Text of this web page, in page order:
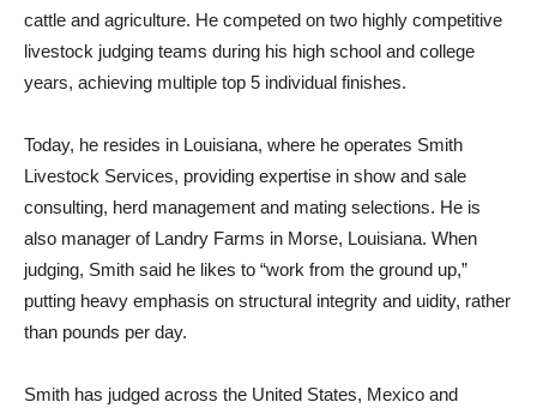
cattle and agriculture. He competed on two highly competitive
livestock judging teams during his high school and college
years, achieving multiple top 5 individual finishes.
Today, he resides in Louisiana, where he operates Smith
Livestock Services, providing expertise in show and sale
consulting, herd management and mating selections. He is
also manager of Landry Farms in Morse, Louisiana. When
judging, Smith said he likes to “work from the ground up,”
putting heavy emphasis on structural integrity and uidity, rather
than pounds per day.
Smith has judged across the United States, Mexico and